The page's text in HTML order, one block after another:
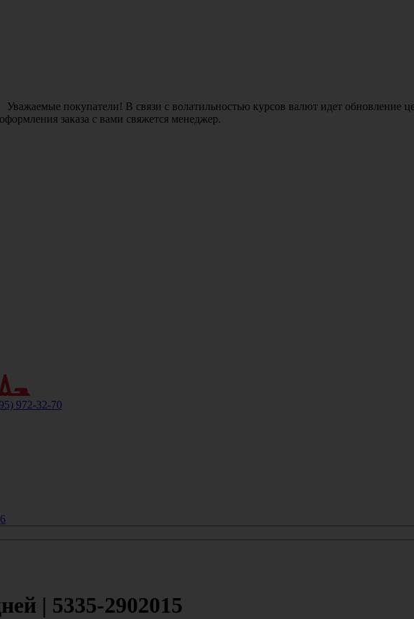
Уважаемые покупатели! В связи с волатильностью курсов валют идет обновление
заказа с вами свяжется менеджер.
972-32-70
| 5335-2902015